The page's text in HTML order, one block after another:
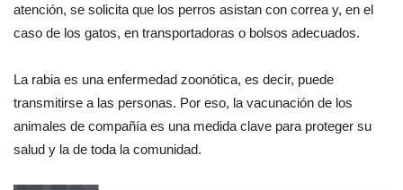
atención, se solicita que los perros asistan con correa y, en el
caso de los gatos, en transportadoras o bolsos adecuados.
La rabia es una enfermedad zoonótica, es decir, puede
transmitirse a las personas. Por eso, la vacunación de los
animales de compañía es una medida clave para proteger su
salud y la de toda la comunidad.